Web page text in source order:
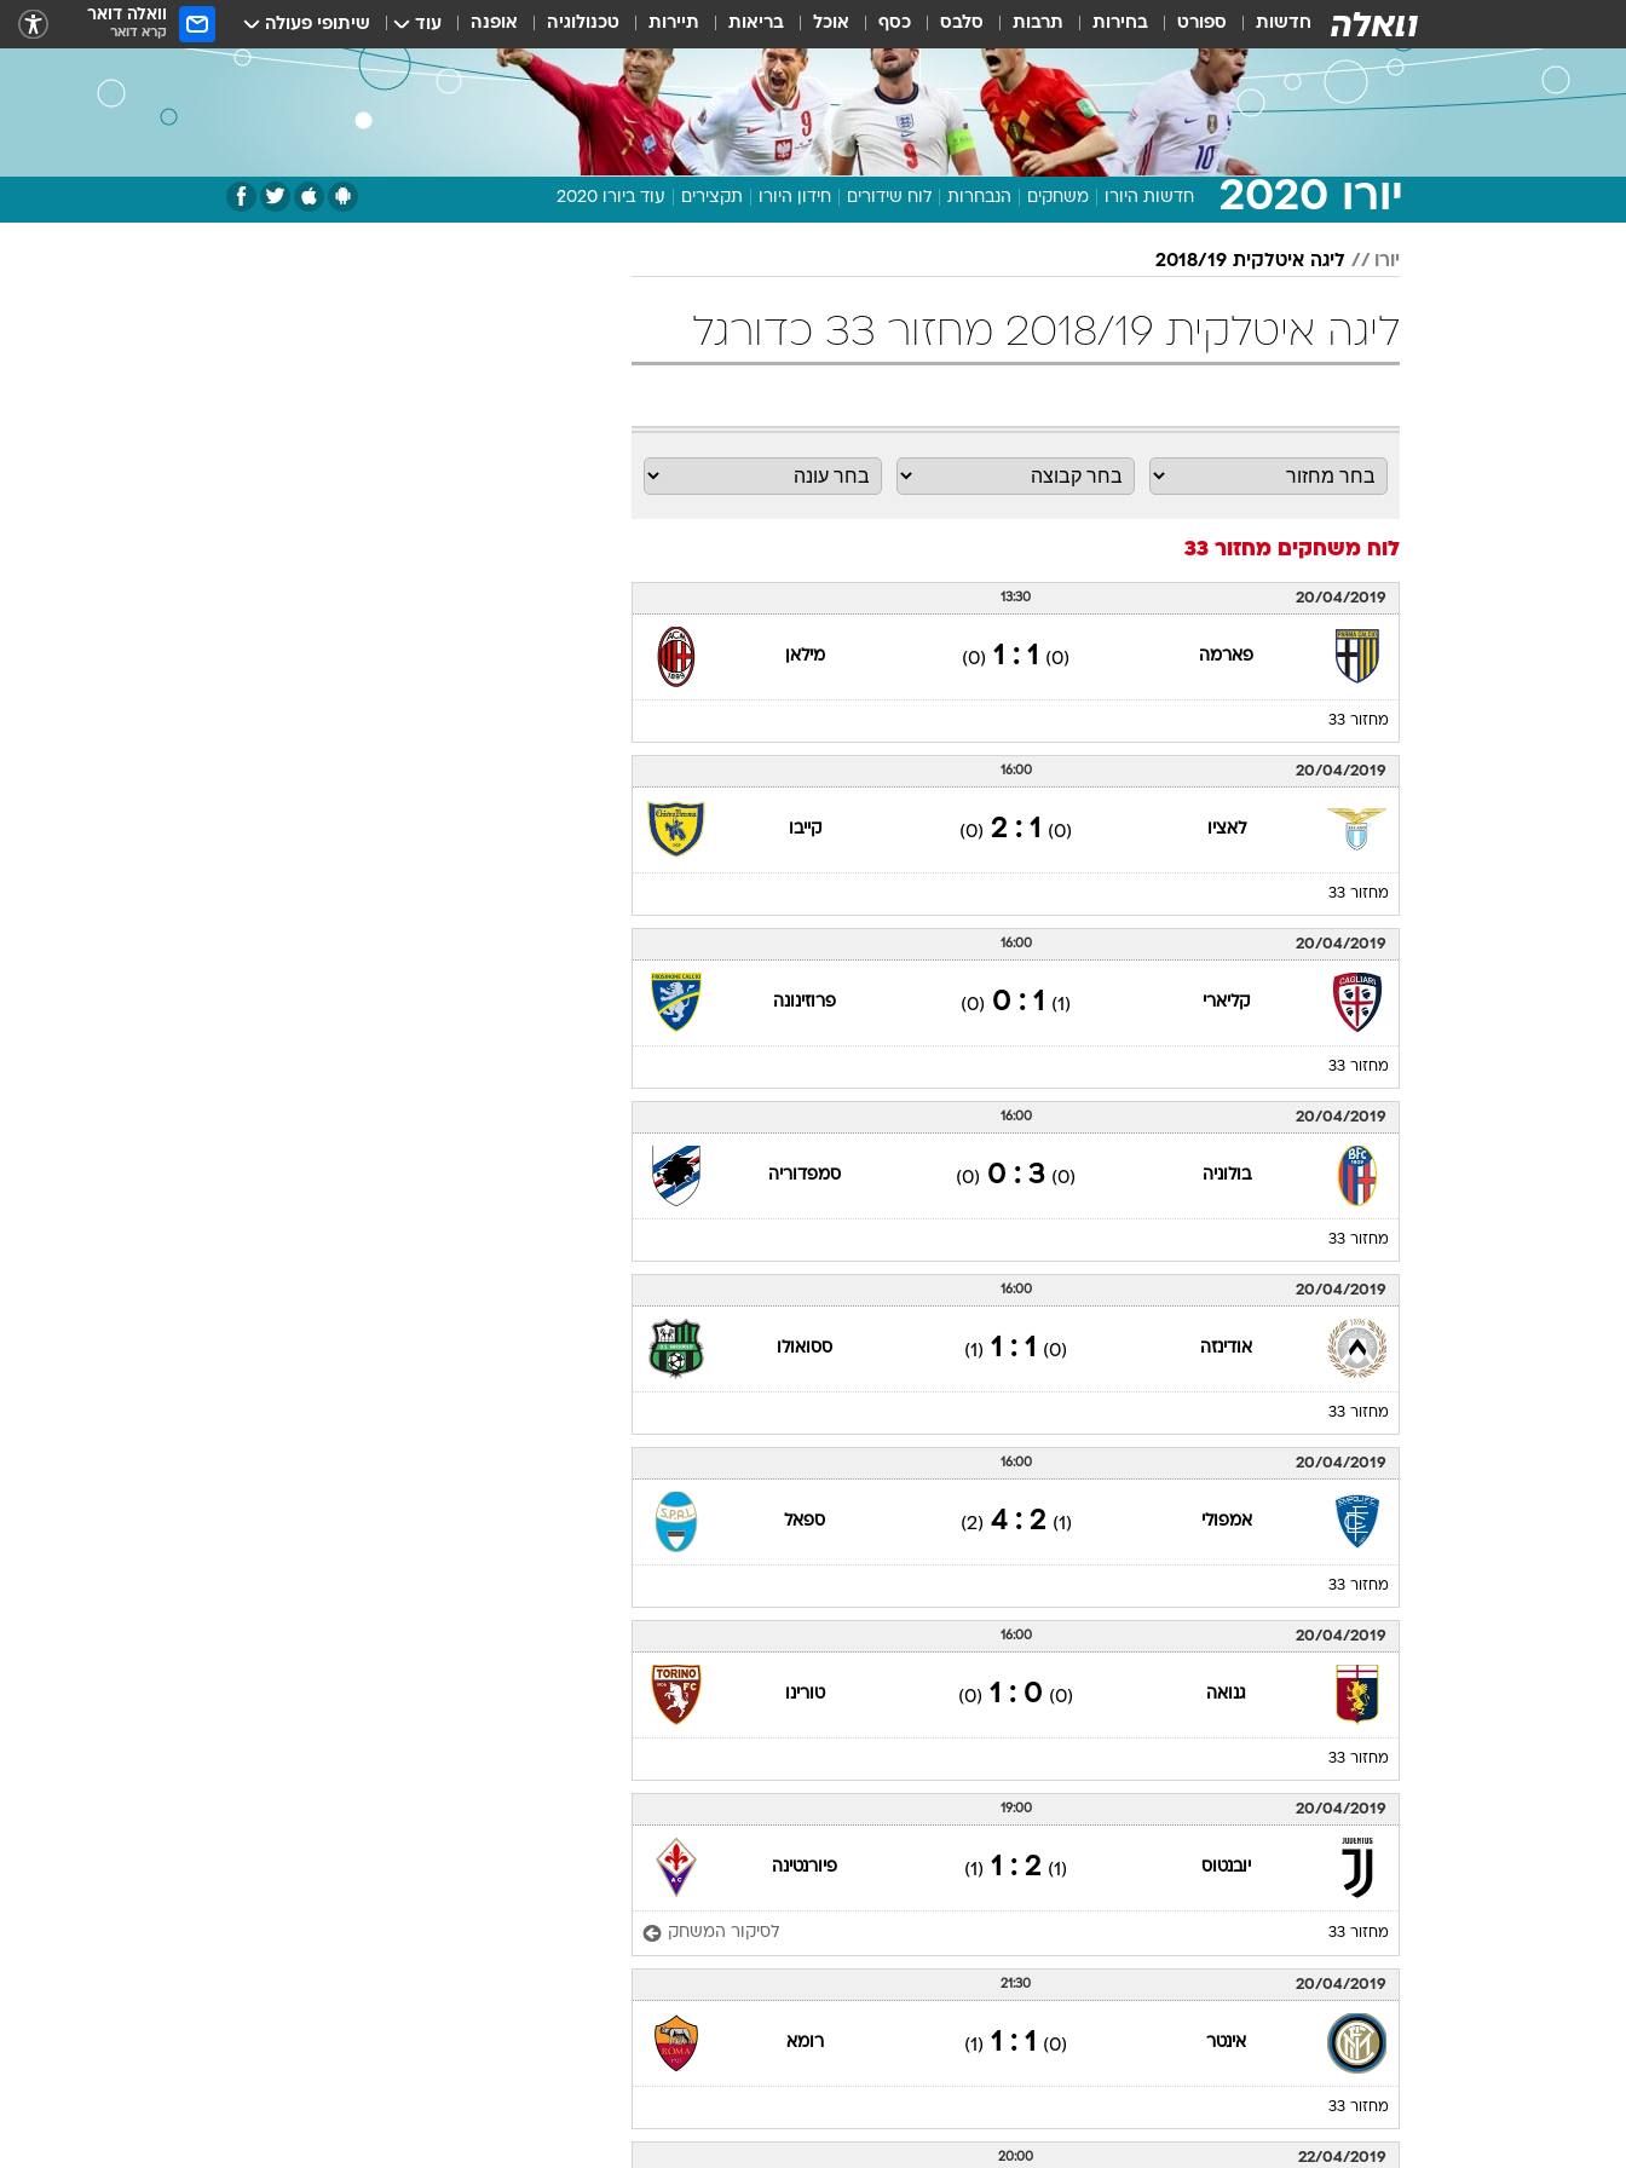
חדשות ספורט בחירות תרבות סלבס כסף אוכל בריאות תיירות טכנולוגיה אופנה עוד שיתופי פעולה וואלה דואר
קרא דואר
יורו 2020 חדשות היורו משחקים הנבחרות לוח שידורים חידון היורו תקצירים עוד ביורו 2020
תכנית היורו
יורו ליגה איטלקית 2018/19
ליגה איטלקית 2018/19 מחזור 33 כדורגל
לוח משחקים מחזור 33
20/04/2019
13:30
פארמה (0)
1 : 1
(0) מילאן
מחזור 33
20/04/2019
16:00
לאציו (0)
1 : 2
(0) קייבו
מחזור 33
20/04/2019
16:00
קליארי (1)
1 : 0
(0) פרוזינונה
מחזור 33
20/04/2019
16:00
בולוניה (0)
3 : 0
(0) סמפדוריה
מחזור 33
20/04/2019
16:00
אודינזה (0)
1 : 1
(1) ססואולו
מחזור 33
20/04/2019
16:00
אמפולי (1)
2 : 4
(2) ספאל
מחזור 33
20/04/2019
16:00
גנואה (0)
0 : 1
(0) טורינו
מחזור 33
20/04/2019
19:00
יובנטוס (1)
2 : 1
(1) פיורנטינה
מחזור 33 לסיקור המשחק
20/04/2019
21:30
אינטר (0)
1 : 1
(1) רומא
מחזור 33
22/04/2019
20:00